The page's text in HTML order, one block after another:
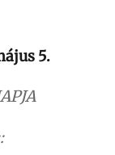
5.